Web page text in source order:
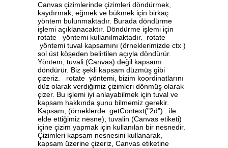
Canvas çizimlerinde çizimleri döndürmek,
kaydırmak, eğmek ve bükmek için birkaç
yöntem bulunmaktadır. Burada döndürme
işlemi açıklanacaktır. Döndürme işlemi için
rotate yöntemi kullanılmaktadır. rotate
yöntemi tuval kapsamını (örneklerimizde ctx )
sol üst köşeden belirtilen açıyla döndürür.
Yöntem, tuvali (Canvas) değil kapsamı
döndürür. Biz şekli kapsam düzmüş gibi
çizeriz. rotate yöntemi, bizim koordinatlarını
düz olarak verdiğimiz çizimleri dönmüş olarak
çizer. Bu işlemi iyi anlayabilmek için tuval ve
kapsam hakkında şunu bilmemiz gerekir.
Kapsam, (örneklerde getContext("2d") ile
elde ettiğimiz nesne), tuvalin (Canvas etiketi)
içine çizim yapmak için kullanılan bir nesnedir.
Çizimleri kapsam nesnesini kullanarak,
kapsam üzerine çizeriz, Canvas etiketine